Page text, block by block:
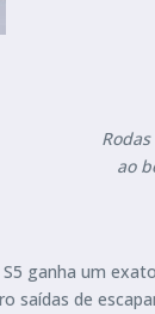
ao
ganha um
saídas de